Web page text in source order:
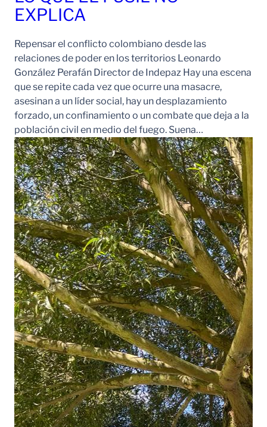
EXPLICA
Repensar el conflicto colombiano desde las
relaciones de poder en los territorios Leonardo
González Perafán Director de Indepaz Hay una escena
que se repite cada vez que ocurre una masacre,
asesinan a un líder social, hay un desplazamiento
forzado, un confinamiento o un combate que deja a la
población civil en medio del fuego. Suena…